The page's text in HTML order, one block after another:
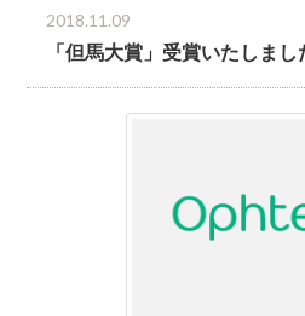
2018.11.09
「但馬大賞」受賞いたしまし